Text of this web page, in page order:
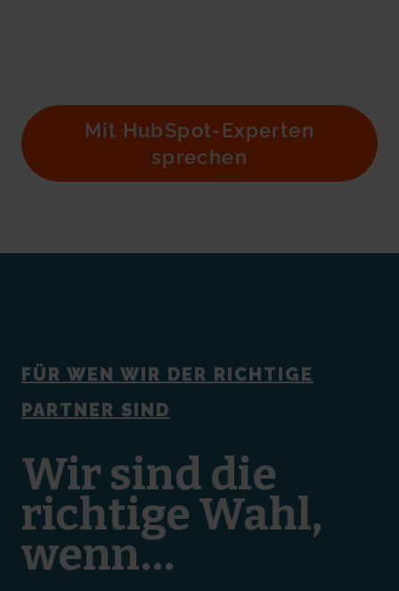
Mit HubSpot-Experten
sprechen
FÜR WEN WIR DER RICHTIGE
PARTNER SIND
Wir sind die
richtige Wahl,
wenn…